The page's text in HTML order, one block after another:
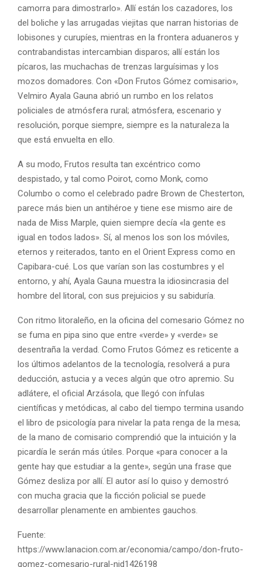
camorra para dimostrarlo». Allí están los cazadores, los
del boliche y las arrugadas viejitas que narran historias de
lobisones y curupíes, mientras en la frontera aduaneros y
contrabandistas intercambian disparos; allí están los
pícaros, las muchachas de trenzas larguísimas y los
mozos domadores. Con «Don Frutos Gómez comisario»,
Velmiro Ayala Gauna abrió un rumbo en los relatos
policiales de atmósfera rural; atmósfera, escenario y
resolución, porque siempre, siempre es la naturaleza la
que está envuelta en ello.
A su modo, Frutos resulta tan excéntrico como
despistado, y tal como Poirot, como Monk, como
Columbo o como el celebrado padre Brown de Chesterton,
parece más bien un antihéroe y tiene ese mismo aire de
nada de Miss Marple, quien siempre decía «la gente es
igual en todos lados». Sí, al menos los son los móviles,
eternos y reiterados, tanto en el Orient Express como en
Capibara-cué. Los que varían son las costumbres y el
entorno, y ahí, Ayala Gauna muestra la idiosincrasia del
hombre del litoral, con sus prejuicios y su sabiduría.
Con ritmo litoraleño, en la oficina del comesario Gómez no
se fuma en pipa sino que entre «verde» y «verde» se
desentraña la verdad. Como Frutos Gómez es reticente a
los últimos adelantos de la tecnología, resolverá a pura
deducción, astucia y a veces algún que otro apremio. Su
adlátere, el oficial Arzásola, que llegó con ínfulas
científicas y metódicas, al cabo del tiempo termina usando
el libro de psicología para nivelar la pata renga de la mesa;
de la mano de comisario comprendió que la intuición y la
picardía le serán más útiles. Porque «para conocer a la
gente hay que estudiar a la gente», según una frase que
Gómez desliza por allí. El autor así lo quiso y demostró
con mucha gracia que la ficción policial se puede
desarrollar plenamente en ambientes gauchos.
Fuente:
https://www.lanacion.com.ar/economia/campo/don-fruto-
gomez-comesario-rural-nid1426198